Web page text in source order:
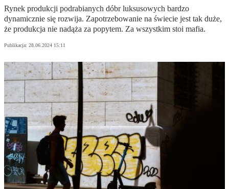
Rynek produkcji podrabianych dóbr luksusowych bardzo
dynamicznie się rozwija. Zapotrzebowanie na świecie jest tak duże,
że produkcja nie nadąża za popytem. Za wszystkim stoi mafia.
Publikacja: 28.06.2024 15:11